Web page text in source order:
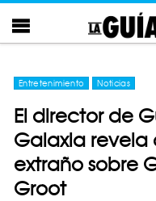
Entretenimiento Noticias
El director de
Galaxia revela
extraño sobre
Groot